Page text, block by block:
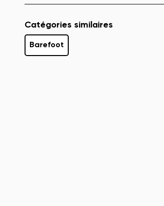
Catégories similaires
Barefoot